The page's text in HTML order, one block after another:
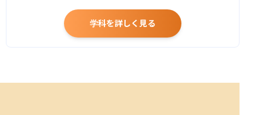
学科を詳しく見る